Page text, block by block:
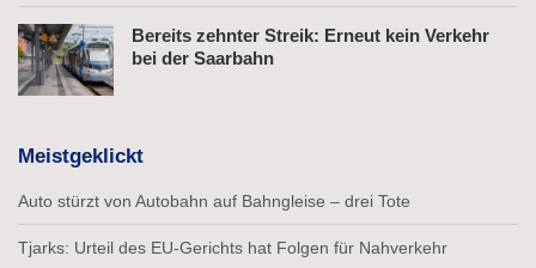
Bereits zehnter Streik: Erneut kein Verkehr
bei der Saarbahn
Meistgeklickt
Auto stürzt von Autobahn auf Bahngleise – drei Tote
Tjarks: Urteil des EU-Gerichts hat Folgen für Nahverkehr